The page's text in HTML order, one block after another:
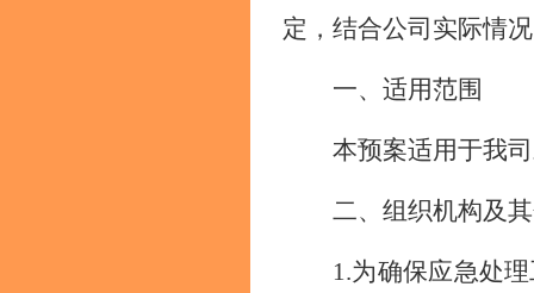
定，结合公司实际情
一、适用范围
本预案适用于我司
二、组织机构及
1.为确保应急处